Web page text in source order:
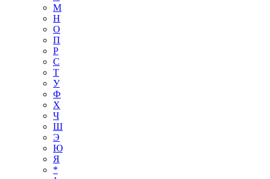
М
Н
О
П
Р
С
Т
У
Ф
Х
Ч
Ш
Э
Ю
Я
*